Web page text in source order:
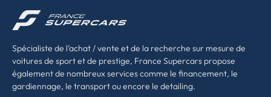
Spécialiste de l’achat / vente et de la recherche sur mesure de
voitures de sport et de prestige, France Supercars propose
également de nombreux services comme le financement, le
gardiennage, le transport ou encore le detailing.